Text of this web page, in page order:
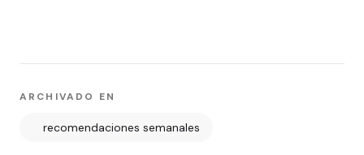
ARCHIVADO EN
recomendaciones semanales